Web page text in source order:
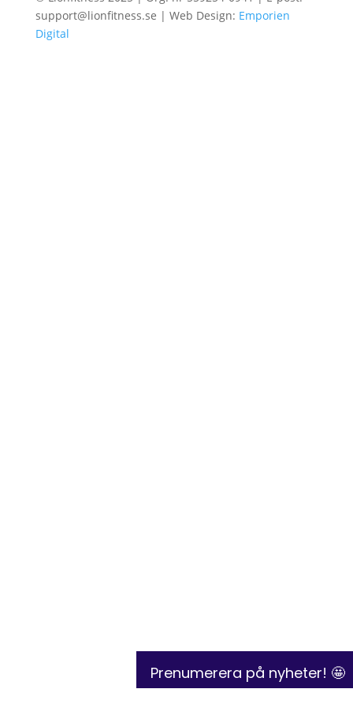
support@lionfitness.se | Web Design: Emporien
Digital
Prenumerera på nyheter! 🤩